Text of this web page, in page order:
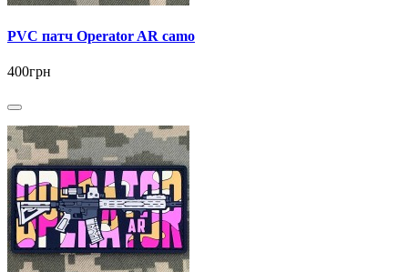
PVC патч Operator AR camo
400грн